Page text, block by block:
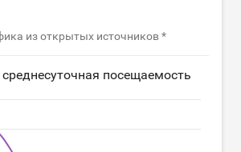
из открытых источников *
посещаемость